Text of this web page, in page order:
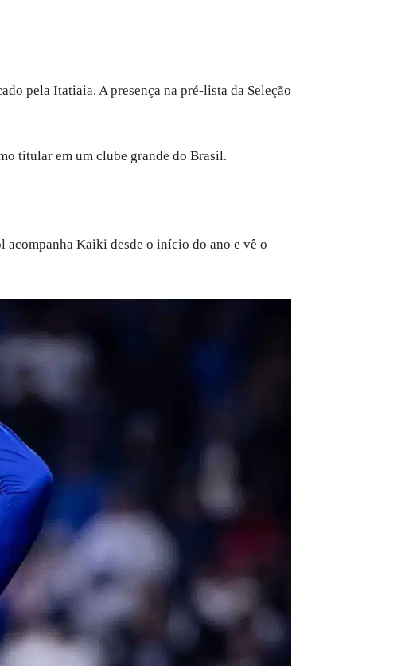
pela Itatiaia. A presença na pré-lista da Seleção
titular em um clube grande do Brasil.
acompanha Kaiki desde o início do ano e vê o